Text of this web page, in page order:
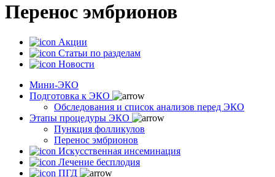
Перенос эмбрионов
Акции
Статьи по разделам
Новости
Мини-ЭКО
Подготовка к ЭКО
Обследования и список анализов перед ЭКО
Этапы процедуры ЭКО
Пункция фолликулов
Перенос эмбрионов
Искусственная инсеминация
Лечение бесплодия
ПГД